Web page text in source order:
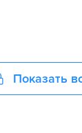
Показать